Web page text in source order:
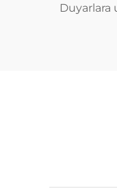
Duyarlara